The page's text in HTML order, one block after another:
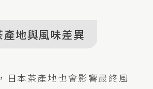
產地與風味差異
日本茶產地也會影響最終風